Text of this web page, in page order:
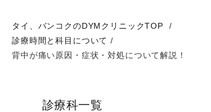
タイ、バンコクのDYMクリニックTOP
/
診療時間と科目について /
背中が痛い原因・症状・対処について解説！
診療科一覧